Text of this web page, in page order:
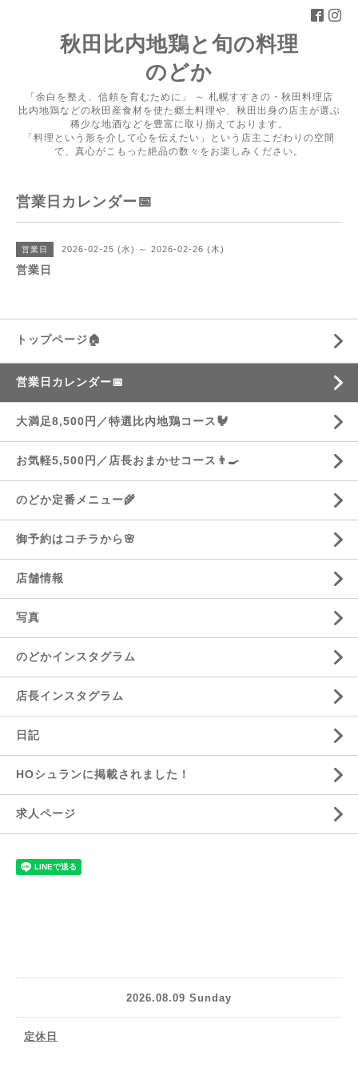
秋田比内地鶏と旬の料理
のどか
「余白を整え、信頼を育むために」 ～ 札幌すすきの・秋田料理店
比内地鶏などの秋田産食材を使た郷土料理や、秋田出身の店主が選ぶ
稀少な地酒などを豊富に取り揃えております。
「料理という形を介して心を伝えたい」という店主こだわりの空間
で、真心がこもった絶品の数々をお楽しみください。
営業日カレンダー📅
営業日 2026-02-25 (水) ～ 2026-02-26 (木)
営業日
トップページ🏠
営業日カレンダー📅
大満足8,500円／特選比内地鶏コース🐓
お気軽5,500円／店長おまかせコース👨‍🍳
のどか定番メニュー🌾
御予約はコチラから🌸
店舗情報
写真
のどかインスタグラム
店長インスタグラム
日記
HOシュランに掲載されました！
求人ページ
2026.08.09 Sunday
定休日